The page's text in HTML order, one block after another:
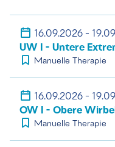
16.09.2026 -
UW I - Untere
Manuelle Therapie
16.09.2026 -
OW I - Obere
Manuelle Therapie